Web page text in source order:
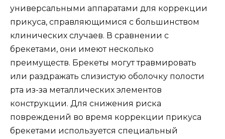
универсальными аппаратами для коррекции
прикуса, справляющимися с большинством
клинических случаев. В сравнении с
брекетами, они имеют несколько
преимуществ. Брекеты могут травмировать
или раздражать слизистую оболочку полости
рта из-за металлических элементов
конструкции. Для снижения риска
повреждений во время коррекции прикуса
брекетами используется специальный